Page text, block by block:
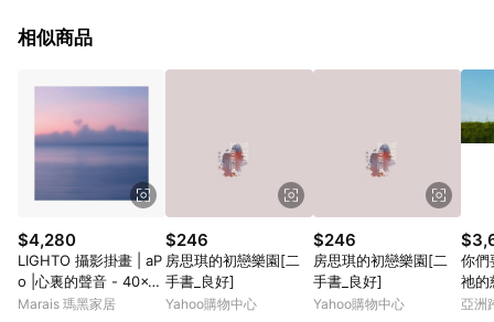
球嚴選、商城、專案商品、「草莓網」全館商品。 4. 如取消訂
實際回饋請依LINE購物通知為主。 6. 訂單如有使用東森購物
ETMall站內之折扣優惠(包含但不限於東森幣、樂透金、東森現金
券等)，不具點數回饋資格。詳細請依東森購物ETMall之結帳頁面
顯示為準。 7. LINE購物設有「單一商品最高回饋點數」機制(特
殊活動時開放「回饋無上限」)，以同一訂單中同一商品不論件數
計算，並依訂單成立時間當下LINE購物所設定的回饋機制為準。
8. LINE購物為購物資訊整合性平台，商品資料更新會有時間差，
如顯示之商品規格、顏色、價位、贈品與東森購物ETMall銷售網
頁不符，以銷售網頁標示為準。 9. 若有贈點爭議，請務必於訂單
日期+180天以內至LINE購物客服洽詢；若超過180天(含)以上進
行申訴，恕無法贈點回饋。 10. 部分點數紅包僅限指定商品使
相似商品
$4,280
LIGHTO 攝影掛畫 | aP
o |心裏的聲音 - 40x4
0cm-黑色鋁框
Marais 瑪黑家居
$246
房思琪的初戀樂園[二
手書_良好]
Yahoo購物中心
$246
房思琪的初戀樂園[二
手書_良好]
Yahoo購物中心
你們
祂的
框畫
亞洲